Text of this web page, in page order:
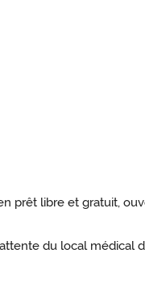
prêt libre et gratuit,
du local médical